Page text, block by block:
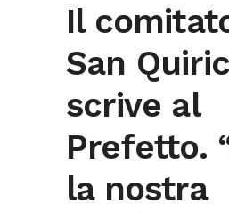
Il
San
scrive al
Prefetto.
la nostra